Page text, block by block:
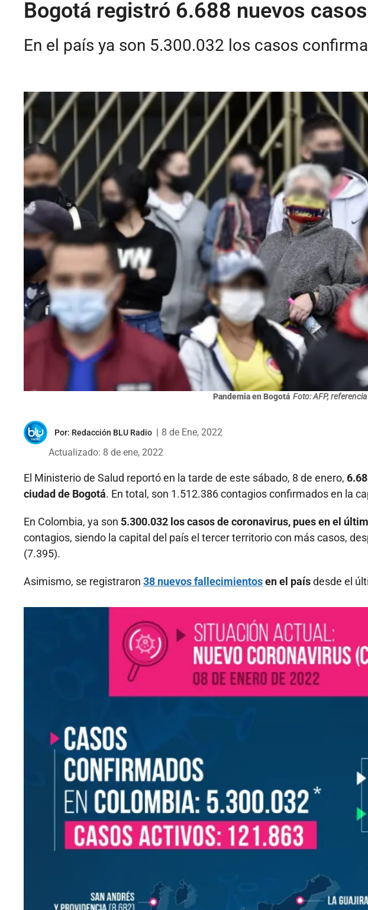
Bogotá registró 6.688 nuevos
En el país ya son 5.300.032 los casos
Pandemia en Bogotá Foto: AFP, referencia
Por: Redacción BLU Radio
8 de Ene, 2022
Actualizado: 8 de ene, 2022
El Ministerio de Salud reportó en la tarde de este sábado, 8 de enero,
ciudad de Bogotá. En total, son 1.512.386 contagios confirmados en la
En Colombia, ya son 5.300.032 los casos de coronavirus, pues en el
contagios, siendo la capital del país el tercer territorio con más casos,
(7.395).
Asimismo, se registraron 38 nuevos fallecimientosen el paísdesde el